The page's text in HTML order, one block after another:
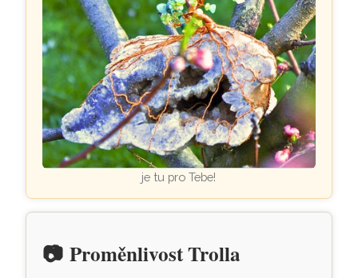
je tu pro Tebe!
📷Proměnlivost Trolla